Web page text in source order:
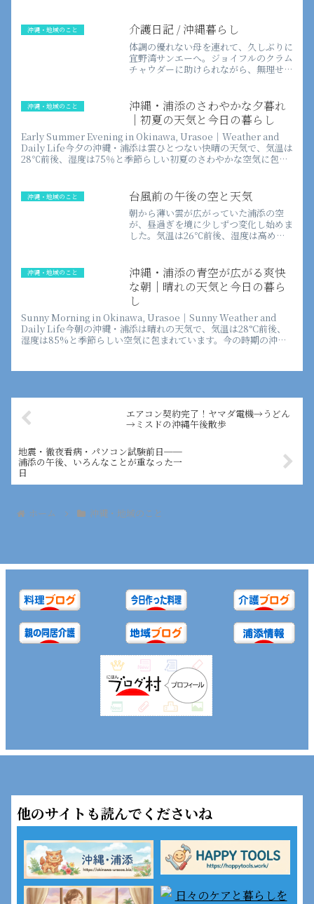
沖縄・地域のこと 介護日記 / 沖縄暮らし
体調の優れない母を連れて、久しぶりに
宜野湾サンエーへ。ジョイフルのクラム
チャウダーに助けられながら、無理せず
ぞ知るオーシャンビュースポットもご紹
介。
沖縄・地域のこと
沖縄・浦添のさわやかな夕暮れ
｜初夏の天気と今日の暮らし
Early Summer Evening in Okinawa, Urasoe｜Weather and
Daily Life今夕の沖縄・浦添は雲ひとつない快晴の天気で、気温は
28℃前後、湿度は75％と季節らしい初夏のさわやかな空気に包ま
沖縄・地域のこと 台風前の午後の空と天気
朝から薄い雲が広がっていた浦添の空
が、昼過ぎを境に少しずつ変化し始めま
した。気温は26℃前後、湿度は高めで
りました。台風接近前とは思えないほど
穏やかな空でした。天気最高...
沖縄・地域のこと
沖縄・浦添の青空が広がる爽快
な朝｜晴れの天気と今日の暮ら
し
Sunny Morning in Okinawa, Urasoe｜Sunny Weather and
Daily Life今朝の沖縄・浦添は晴れの天気で、気温は28°C前後、
湿度は85%と季節らしい空気に包まれています。今の時期の沖縄
エアコン契約完了！ヤマダ電機→うどん
→ミスドの沖縄午後散歩
地震・徹夜看病・パソコン試験前日──
浦添の午後、いろんなことが重なった一
日
ホーム 沖縄・地域のこと
他のサイトも読んでくださいね